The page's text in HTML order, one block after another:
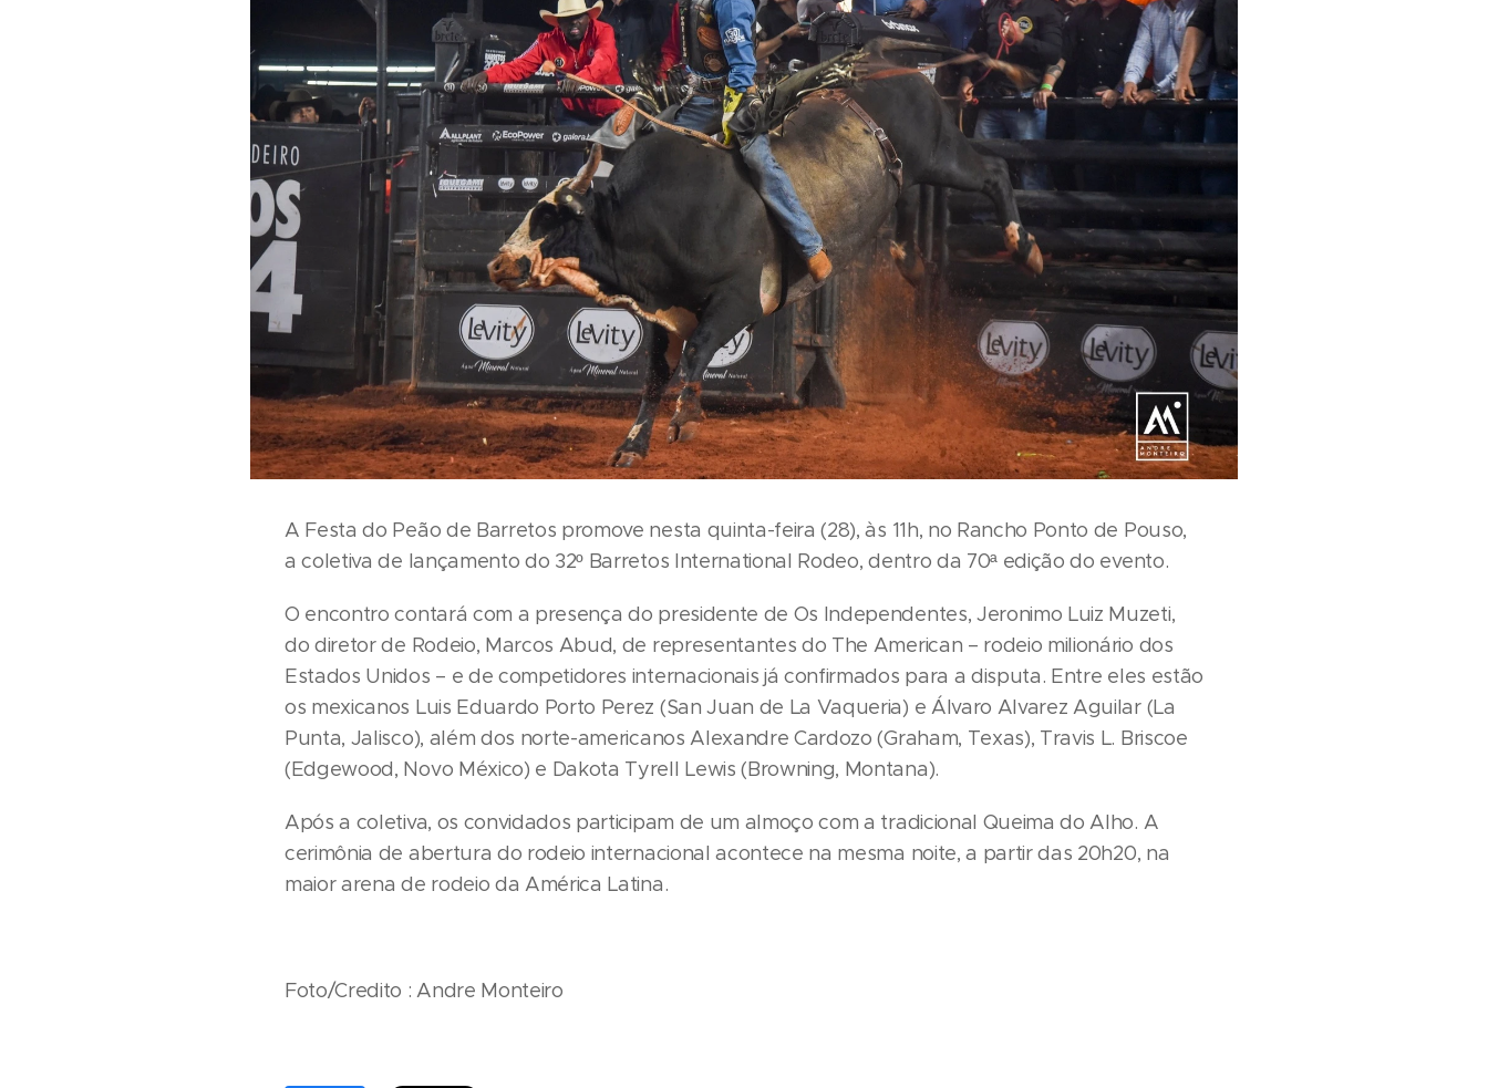
A Festa do Peão de Barretos promove nesta quinta-feira (28), às 11h, no Rancho Ponto de Pouso,
a coletiva de lançamento do 32º Barretos International Rodeo, dentro da 70ª edição do evento.
O encontro contará com a presença do presidente de Os Independentes, Jeronimo Luiz Muzeti,
do diretor de Rodeio, Marcos Abud, de representantes do The American – rodeio milionário dos
Estados Unidos – e de competidores internacionais já confirmados para a disputa. Entre eles estão
os mexicanos Luis Eduardo Porto Perez (San Juan de La Vaqueria) e Álvaro Alvarez Aguilar (La
Punta, Jalisco), além dos norte-americanos Alexandre Cardozo (Graham, Texas), Travis L. Briscoe
(Edgewood, Novo México) e Dakota Tyrell Lewis (Browning, Montana).
Após a coletiva, os convidados participam de um almoço com a tradicional Queima do Alho. A
cerimônia de abertura do rodeio internacional acontece na mesma noite, a partir das 20h20, na
maior arena de rodeio da América Latina.
Foto/Credito : Andre Monteiro